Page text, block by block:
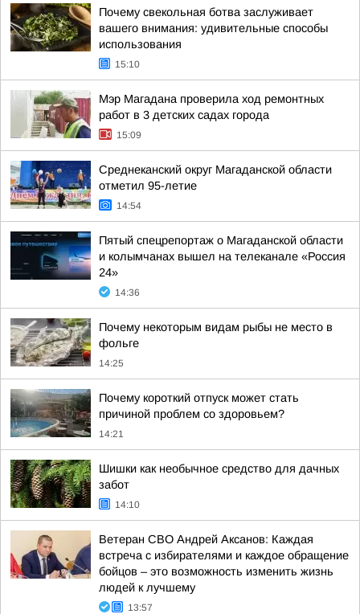
Почему свекольная ботва заслуживает
вашего внимания: удивительные способы
использования
15:10
Мэр Магадана проверила ход ремонтных
работ в 3 детских садах города
15:09
Среднеканский округ Магаданской области
отметил 95-летие
14:54
Пятый спецрепортаж о Магаданской области
и колымчанах вышел на телеканале «Россия
24»
14:36
Почему некоторым видам рыбы не место в
фольге
14:25
Почему короткий отпуск может стать
причиной проблем со здоровьем?
14:21
Шишки как необычное средство для дачных
забот
14:10
Ветеран СВО Андрей Аксанов: Каждая
встреча с избирателями и каждое обращение
бойцов – это возможность изменить жизнь
людей к лучшему
13:57